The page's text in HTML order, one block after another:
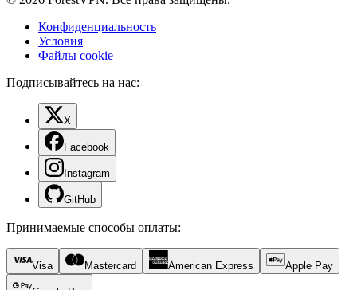
Конфиденциальность
Условия
Файлы cookie
Подписывайтесь на нас:
X
Facebook
Instagram
GitHub
Принимаемые способы оплаты:
Visa Mastercard American Express Apple Pay